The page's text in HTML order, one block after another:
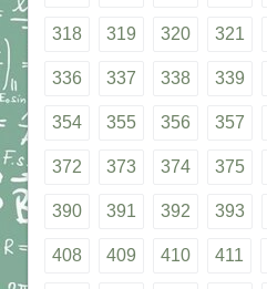
318 319 320 321
336 337 338 339
354 355 356 357
372 373 374 375
390 391 392 393
408 409 410 411